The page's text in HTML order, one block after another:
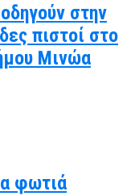
στην
πιστοί στο
Μινώα
φωτιά